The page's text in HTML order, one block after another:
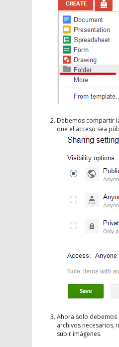
Debemos compartir
que el acceso sea
Ahora solo
archivos necesarios,
subir imágenes.